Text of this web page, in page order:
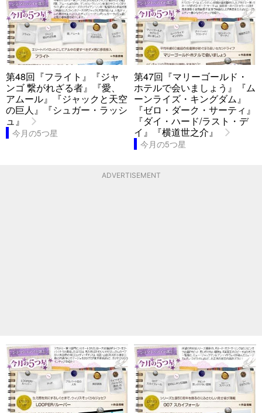
第48回『フライト』『ジャ
ンゴ 繋がれざる者』『愛、
アムール』『ジャックと天空
の巨人』『シュガー・ラッシ
ュ』
今月の5つ星
第47回『マリーゴールド・
ホテルで会いましょう』『ム
ーンライズ・キングダム』
『ゼロ・ダーク・サーティ』
『ダイ・ハード/ラスト・デ
イ』『横道世之介』
今月の5つ星
ADVERTISEMENT